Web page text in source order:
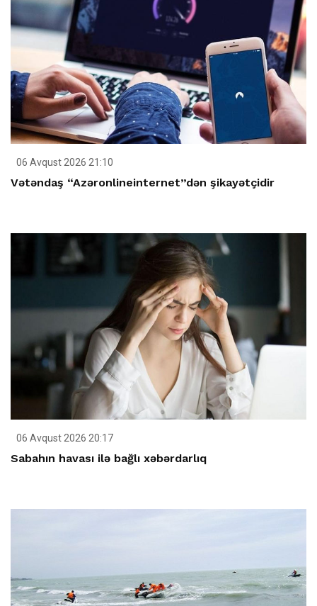
06 Avqust 2026 21:10
Vətəndaş “Azəronlineinternet”dən şikayətçidir
06 Avqust 2026 20:17
Sabahın havası ilə bağlı xəbərdarlıq